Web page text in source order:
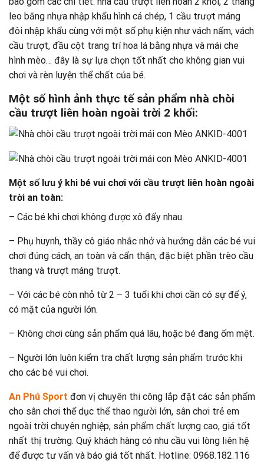
leo bằng nhựa nhập khẩu hình cá chép, 1 cầu trượt máng
đôi nhập khẩu cùng với một số phụ kiện như vách nấm, vách
cầu trượt, đầu cột trang trí hoa lá bằng nhựa và mái che
hình mèo… đây là sự lựa chọn tốt nhất cho không gian vui
chơi và rèn luyện thể chất của bé.
Một số hình ảnh thực tế sản phẩm nhà chòi
cầu trượt liên hoàn ngoài trời 2 khối:
Một số lưu ý khi bé vui chơi với cầu trượt liên hoàn ngoài
trời an toàn:
– Các bé khi chơi không được xô đẩy nhau.
– Phụ huynh, thầy cô giáo nhắc nhở và hướng dẫn các bé vui
chơi đúng cách, an toàn và cẩn thận, đặc biệt phần trèo cầu
thang và trượt máng trượt.
– Với các bé còn nhỏ từ 2 – 3 tuổi khi chơi cần có sự để ý,
có mặt của người lớn.
– Không chơi cùng sản phẩm quá lâu, hoặc bé đang ốm mệt.
– Người lớn luôn kiểm tra chất lượng sản phẩm trước khi
cho các bé vui chơi.
An Phú Sport đơn vị chuyên thi công lắp đặt các sản phẩm
cho sân chơi thể dục thể thao người lớn, sân chơi trẻ em
ngoài trời chuyên nghiệp, sản phẩm chất lượng cao, giá tốt
nhất thị trường. Quý khách hàng có nhu cầu vui lòng liên hệ
để được tư vấn và báo giá tốt nhất. Hotline: 0968.182.116